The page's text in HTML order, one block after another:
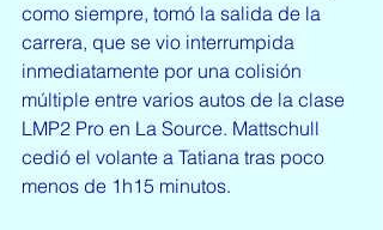
como siempre, tomó la salida de la
carrera, que se vio interrumpida
inmediatamente por una colisión
múltiple entre varios autos de la clase
LMP2 Pro en La Source. Mattschull
cedió el volante a Tatiana tras poco
menos de 1h15 minutos.